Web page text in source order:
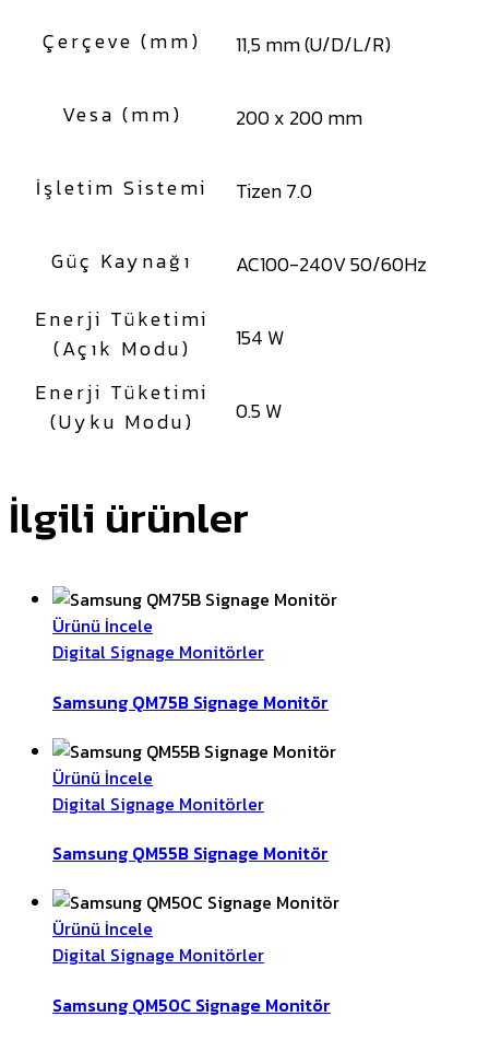
Çerçeve (mm) 11,5 mm (U/D/L/R)
Vesa (mm) 200 x 200 mm
İşletim Sistemi Tizen 7.0
Güç Kaynağı
AC100-240V 50/60Hz
Enerji Tüketimi
(Açık Modu)
154 W
Enerji Tüketimi
(Uyku Modu)
0.5 W
İlgili ürünler
Ürünü İncele
Digital Signage Monitörler
Samsung QM75B Signage Monitör
Ürünü İncele
Digital Signage Monitörler
Samsung QM55B Signage Monitör
Ürünü İncele
Digital Signage Monitörler
Samsung QM50C Signage Monitör